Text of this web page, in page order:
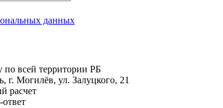
данных
по всей территории РБ
г. Могилёв, ул. Залуцкого, 21
расчет